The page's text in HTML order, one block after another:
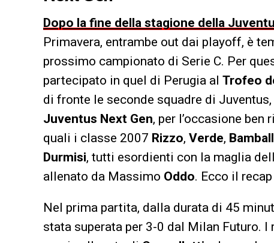
Dopo la fine della stagione della
Primavera, entrambe out dai playoff, è
prossimo campionato di Serie C. Per
partecipato in quel di Perugia al Trofeo
di fronte le seconde squadre di
Juventus Next Gen, per l’occasione
quali i classe 2007 Rizzo, Verde,
Durmisi, tutti esordienti con la maglia
allenato da Massimo Oddo. Ecco il
Nel prima partita, dalla durata di 45
stata superata per 3-0 dal Milan Futuro.